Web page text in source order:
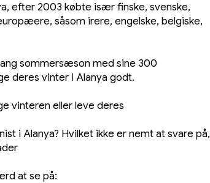
efter 2003 købte især finske, svenske,
såsom irere, engelske, belgiske,
sommersæson med sine 300
deres vinter i Alanya godt.
vinteren eller leve deres
i Alanya? Hvilket ikke er nemt at svare på,
at se på: